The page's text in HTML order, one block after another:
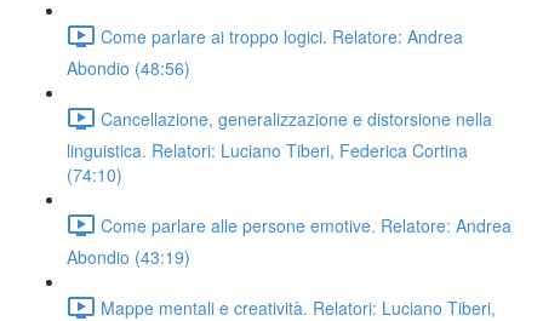
Come parlare ai troppo logici. Relatore: Andrea
Abondio (48:56)
Cancellazione, generalizzazione e distorsione nella
linguistica. Relatori: Luciano Tiberi, Federica Cortina
(74:10)
Come parlare alle persone emotive. Relatore: Andrea
Abondio (43:19)
Mappe mentali e creatività. Relatori: Luciano Tiberi,